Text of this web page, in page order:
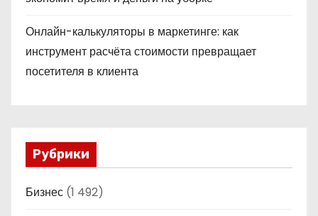
Онлайн-калькуляторы в маркетинге: как
инструмент расчёта стоимости превращает
посетителя в клиента
Рубрики
Бизнес (1 492)